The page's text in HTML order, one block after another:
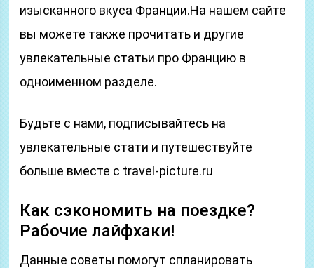
изысканного вкуса Франции.На нашем сайте
вы можете также прочитать и другие
увлекательные статьи про Францию в
одноименном разделе.
Будьте с нами, подписывайтесь на
увлекательные стати и путешествуйте
больше вместе с travel-picture.ru
Как сэкономить на поездке?
Рабочие лайфхаки!
Данные советы помогут спланировать